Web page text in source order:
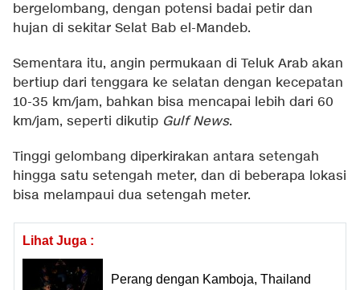
bergelombang, dengan potensi badai petir dan
hujan di sekitar Selat Bab el-Mandeb.
Sementara itu, angin permukaan di Teluk Arab akan
bertiup dari tenggara ke selatan dengan kecepatan
10-35 km/jam, bahkan bisa mencapai lebih dari 60
km/jam, seperti dikutip Gulf News.
Tinggi gelombang diperkirakan antara setengah
hingga satu setengah meter, dan di beberapa lokasi
bisa melampaui dua setengah meter.
Lihat Juga :
Perang dengan Kamboja, Thailand